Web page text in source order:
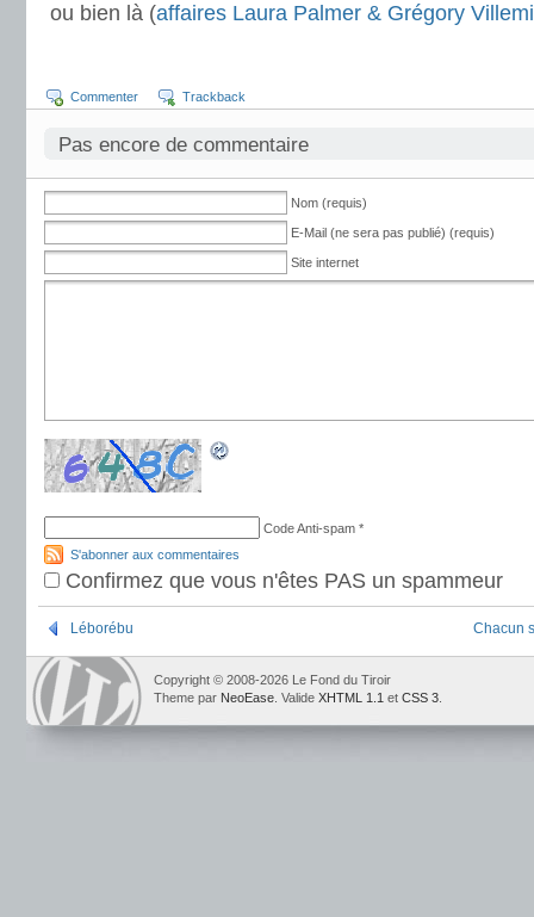
ou bien là (affaires Laura Palmer & Grégory
Commenter Trackback
Pas encore de commentaire
Nom (requis)
E-Mail (ne sera pas publié) (requis)
Site internet
Code Anti-spam *
S'abonner aux commentaires
Confirmez que vous n'êtes PAS un spammeur
Léborébu Chacun
Copyright © 2008-2026 Le Fond du Tiroir
Theme par NeoEase . Valide XHTML 1.1 et CSS 3